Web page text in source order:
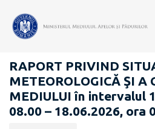
RAPOARTE ZILNICE STAREA
RAPORT PRIVIND
METEOROLOGICĂ ŞI A
MEDIULUI în intervalul
08.00 – 18.06.2026, ora
publicării: